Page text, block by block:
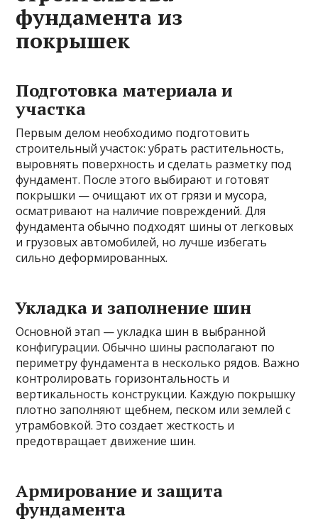
фундамента из
покрышек
Подготовка материала и
участка
Первым делом необходимо подготовить
строительный участок: убрать растительность,
выровнять поверхность и сделать разметку под
фундамент. После этого выбирают и готовят
покрышки — очищают их от грязи и мусора,
осматривают на наличие повреждений. Для
фундамента обычно подходят шины от легковых
и грузовых автомобилей, но лучше избегать
сильно деформированных.
Укладка и заполнение шин
Основной этап — укладка шин в выбранной
конфигурации. Обычно шины располагают по
периметру фундамента в несколько рядов. Важно
контролировать горизонтальность и
вертикальность конструкции. Каждую покрышку
плотно заполняют щебнем, песком или землей с
утрамбовкой. Это создает жесткость и
предотвращает движение шин.
Армирование и защита
фундамента